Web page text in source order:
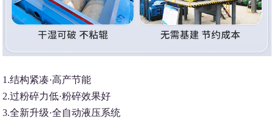
1.结构紧凑·高产节能
2.过粉碎力低·粉碎效果好
3.全新升级·全自动液压系统